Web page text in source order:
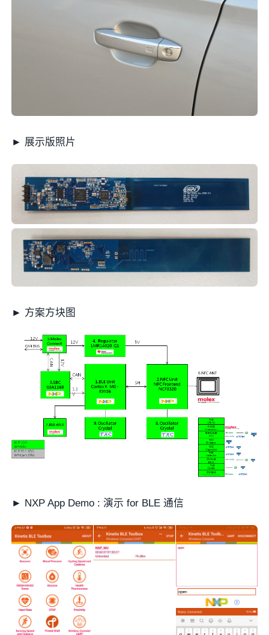
► 展示版照片
► 方案方块图
► NXP App Demo : 演示 for BLE 通信